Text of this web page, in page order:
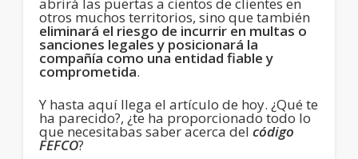
otros muchos territorios, sino que también
eliminará el riesgo de incurrir en multas o
sanciones legales y posicionará la
compañía como una entidad fiable y
comprometida.
Y hasta aquí llega el artículo de hoy. ¿Qué te
ha parecido?, ¿te ha proporcionado todo lo
que necesitabas saber acerca del código
FEFCO?